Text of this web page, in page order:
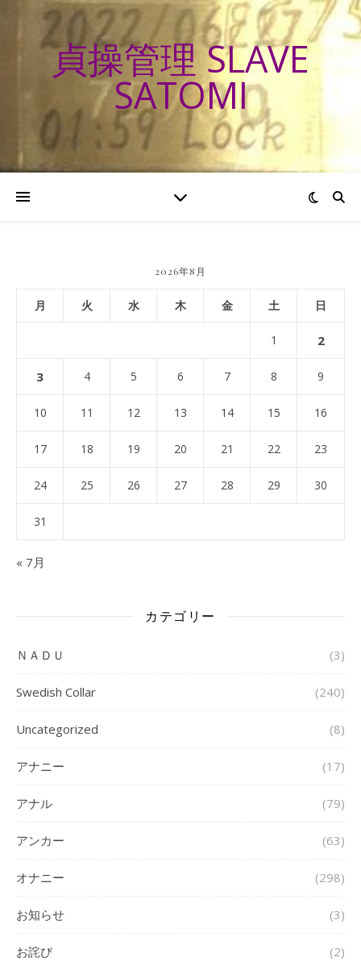
貞操管理 SLAVE
SATOMI
2026年8月
月 火 水 木 金 土 日
1 2
3 4 5 6 7 8 9
10 11 12 13 14 15 16
17 18 19 20 21 22 23
24 25 26 27 28 29 30
31
« 7月
カテゴリー
ＮＡＤＵ (3)
Swedish Collar (240)
Uncategorized (8)
アナニー (17)
アナル (79)
アンカー (63)
オナニー (298)
お知らせ (3)
お詫び (2)